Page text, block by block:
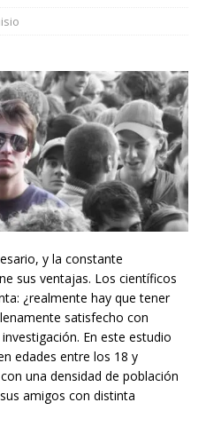
y la constante
sus ventajas. Los científicos
¿realmente hay que tener
satisfecho con
En este estudio
edades entre los 18 y
una densidad de población
amigos con distinta